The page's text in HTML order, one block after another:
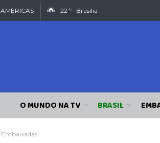
AMÉRICAS 22 °C Brasília
O MUNDO NA TV BRASIL
Embaixadas